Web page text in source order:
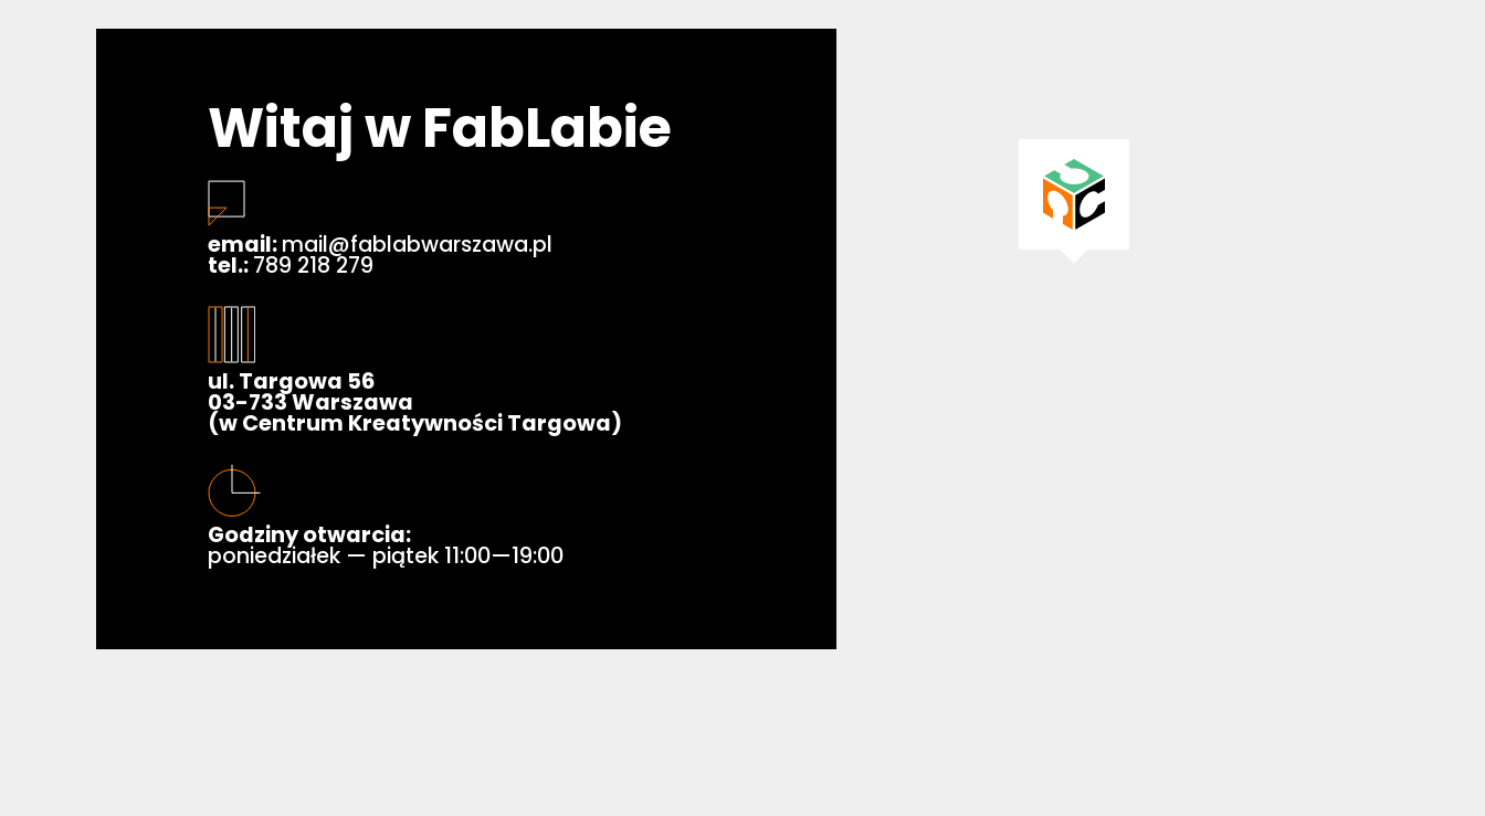
Witaj w FabLabie
email:mail@fablabwarszawa.pl
tel.:789 218 279
ul. Targowa 56
03-733 Warszawa
(w Centrum Kreatywności Targowa)
Godziny otwarcia:
poniedziałek — piątek 11:00—19:00